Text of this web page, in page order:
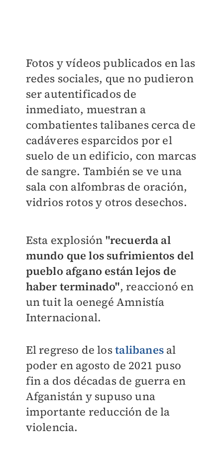
Fotos y vídeos publicados en las
redes sociales, que no pudieron
ser autentificados de
inmediato, muestran a
combatientes talibanes cerca de
cadáveres esparcidos por el
suelo de un edificio, con marcas
de sangre. También se ve una
sala con alfombras de oración,
vidrios rotos y otros desechos.
Esta explosión "recuerda al
mundo que los sufrimientos del
pueblo afgano están lejos de
haber terminado", reaccionó en
un tuit la oenegé Amnistía
Internacional.
El regreso de lostalibanesal
poder en agosto de 2021 puso
fin a dos décadas de guerra en
Afganistán y supuso una
importante reducción de la
violencia.